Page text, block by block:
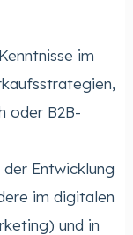
im
oder B2B-
Entwicklung
im digitalen
und in